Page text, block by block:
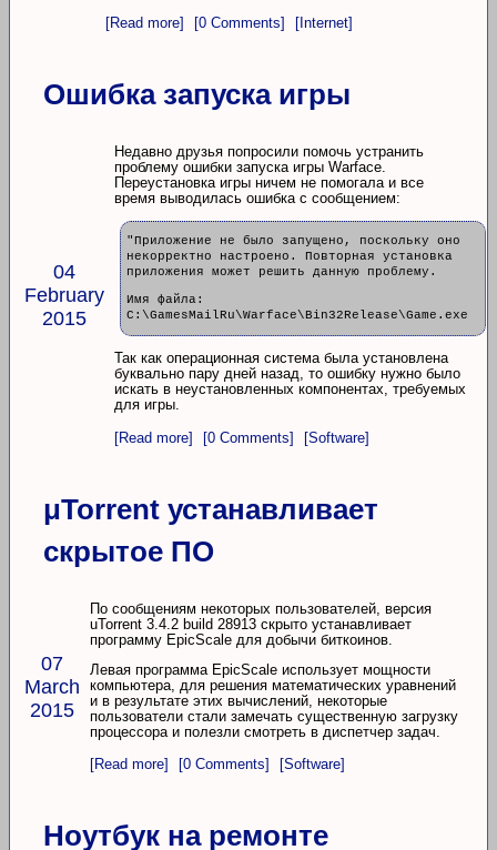
[Read more]
[0 Comments] [Internet]
Ошибка запуска игры
04
February
2015
Недавно друзья попросили помочь устранить
проблему ошибки запуска игры Warface.
Переустановка игры ничем не помогала и все
время выводилась ошибка с сообщением:
"Приложение не было запущено, поскольку оно
некорректно настроено. Повторная установка
приложения может решить данную проблему.
Имя файла:
C:\GamesMailRu\Warface\Bin32Release\Game.exe
Так как операционная система была установлена
буквально пару дней назад, то ошибку нужно было
искать в неустановленных компонентах, требуемых
для игры.
[Read more]
[0 Comments] [Software]
μTorrent устанавливает
скрытое ПО
07
March
2015
По сообщениям некоторых пользователей, версия
uTorrent 3.4.2 build 28913 скрыто устанавливает
программу EpicScale для добычи биткоинов.
Левая программа EpicScale использует мощности
компьютера, для решения математических уравнений
и в результате этих вычислений, некоторые
пользователи стали замечать существенную загрузку
процессора и полезли смотреть в диспетчер задач.
[Read more]
[0 Comments] [Software]
Ноутбук на ремонте